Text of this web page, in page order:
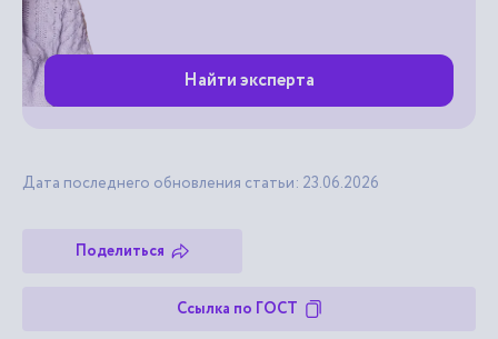
Найти эксперта
Дата последнего обновления статьи: 23.06.2026
Поделиться
Ссылка по ГОСТ